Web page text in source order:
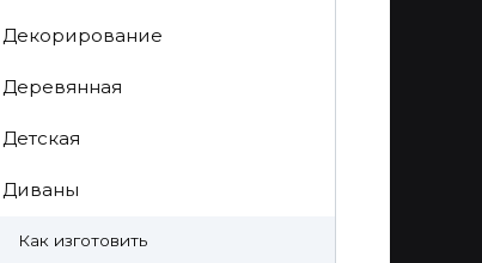
Декорирование
Деревянная
Детская
Диваны
Как изготовить